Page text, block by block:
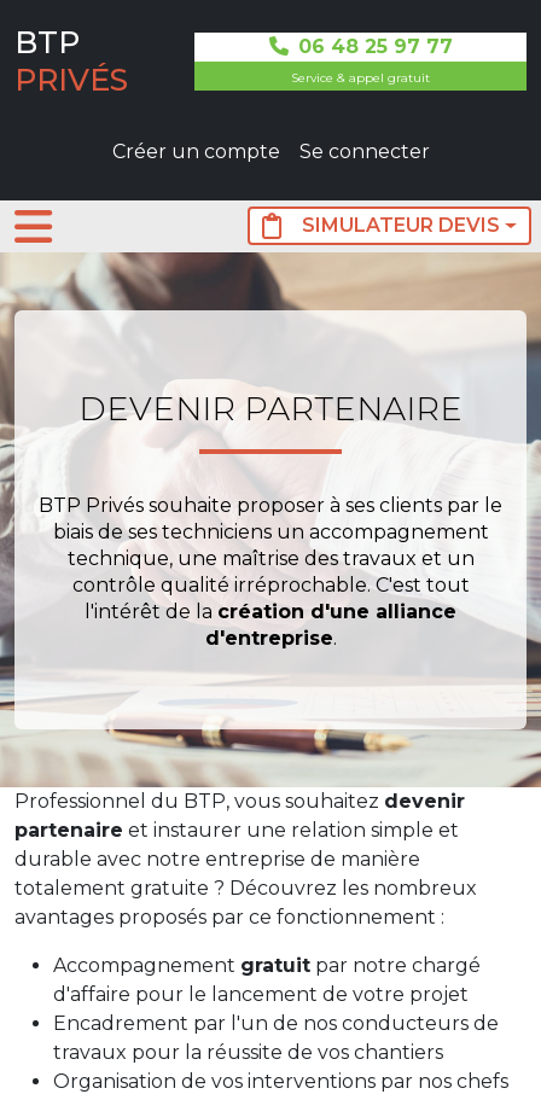
BTP
PRIVÉS
06 48 25 97 77
Service & appel gratuit
User not connected
Créer un compte Se connecter
SIMULATEUR DEVIS
DEVENIR PARTENAIRE
BTP Privés souhaite proposer à ses clients par le
biais de ses techniciens un accompagnement
technique, une maîtrise des travaux et un
contrôle qualité irréprochable. C'est tout
l'intérêt de la création d'une alliance
d'entreprise.
Professionnel du BTP, vous souhaitez devenir
partenaire et instaurer une relation simple et
durable avec notre entreprise de manière
totalement gratuite ? Découvrez les nombreux
avantages proposés par ce fonctionnement :
Accompagnement gratuit par notre chargé
d'affaire pour le lancement de votre projet
Encadrement par l'un de nos conducteurs de
travaux pour la réussite de vos chantiers
Organisation de vos interventions par nos chefs